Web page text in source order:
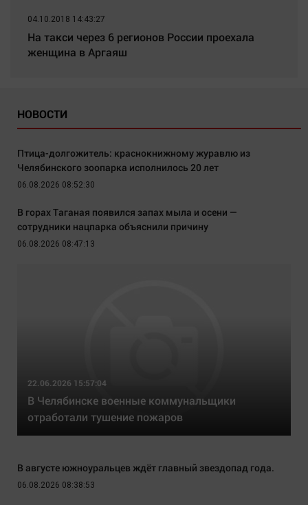
04.10.2018 14:43:27
На такси через 6 регионов России проехала
женщина в Аргаяш
НОВОСТИ
Птица-долгожитель: краснокнижному журавлю из
Челябинского зоопарка исполнилось 20 лет
06.08.2026 08:52:30
В горах Таганая появился запах мыла и осени —
сотрудники нацпарка объяснили причину
06.08.2026 08:47:13
22.06.2026 15:57:04
В Челябинске военные коммунальщики
отработали тушение пожаров
В августе южноуральцев ждёт главный звездопад года.
06.08.2026 08:38:53